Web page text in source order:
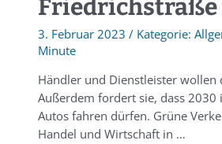
Friedrichstraße
3. Februar 2023 /
Minute
Händler und Dienstleister wollen
Außerdem fordert sie, dass 2030
Autos fahren dürfen. Grüne
Handel und Wirtschaft in …